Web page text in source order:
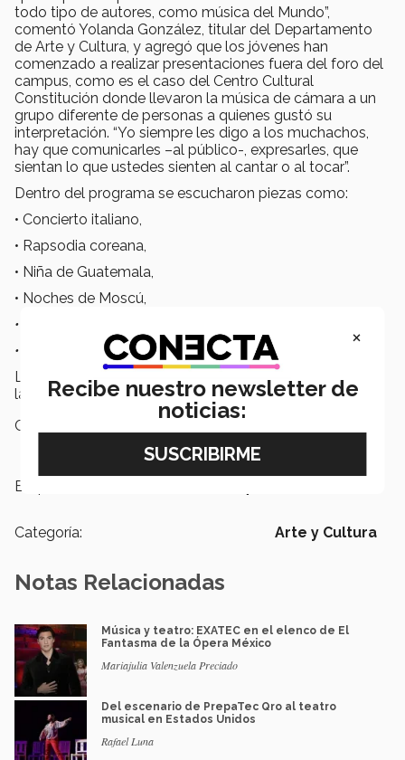
todo tipo de autores, como música del Mundo”,
comentó Yolanda González, titular del Departamento
de Arte y Cultura, y agregó que los jóvenes han
comenzado a realizar presentaciones fuera del foro del
campus, como es el caso del Centro Cultural
Constitución donde llevaron la música de cámara a un
grupo diferente de personas a quienes gustó su
interpretación. “Yo siempre les digo a los muchachos,
hay que comunicarles –al público-, expresarles, que
sientan lo que ustedes sienten al cantar o al tocar”.
Dentro del programa se escucharon piezas como:
• Concierto italiano,
• Rapsodia coreana,
• Niña de Guatemala,
• Noches de Moscú,
• Heal the World
• City of Stars,
entre otras.
La entrada fue gratuita y abierta al público, y contó con
la asistencia de aproximadamente 500 personas.
Campus:
Etiquetas:
Categoría: Arte y Cultura
Notas Relacionadas
Música y teatro: EXATEC en el elenco de El
Fantasma de la Ópera México
Mariajulia Valenzuela Preciado
Del escenario de PrepaTec Qro al teatro
musical en Estados Unidos
Rafael Luna
×
Recibe nuestro newsletter de
noticias: